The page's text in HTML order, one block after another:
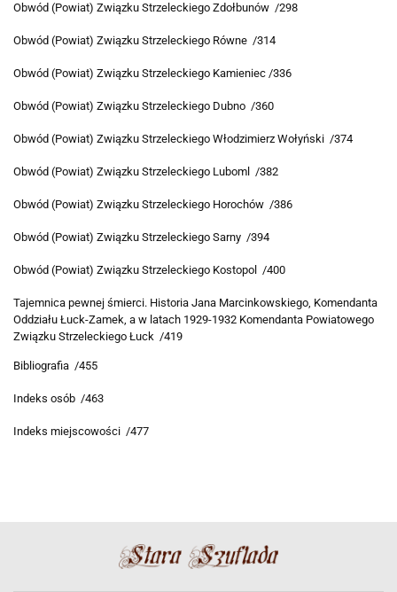
Obwód (Powiat) Związku Strzeleckiego Zdołbunów /298
Obwód (Powiat) Związku Strzeleckiego Równe /314
Obwód (Powiat) Związku Strzeleckiego Kamieniec /336
Obwód (Powiat) Związku Strzeleckiego Dubno /360
Obwód (Powiat) Związku Strzeleckiego Włodzimierz Wołyński /374
Obwód (Powiat) Związku Strzeleckiego Luboml /382
Obwód (Powiat) Związku Strzeleckiego Horochów /386
Obwód (Powiat) Związku Strzeleckiego Sarny /394
Obwód (Powiat) Związku Strzeleckiego Kostopol /400
Tajemnica pewnej śmierci. Historia Jana Marcinkowskiego, Komendanta
Oddziału Łuck-Zamek, a w latach 1929-1932 Komendanta Powiatowego
Związku Strzeleckiego Łuck /419
Bibliografia /455
Indeks osób /463
Indeks miejscowości /477